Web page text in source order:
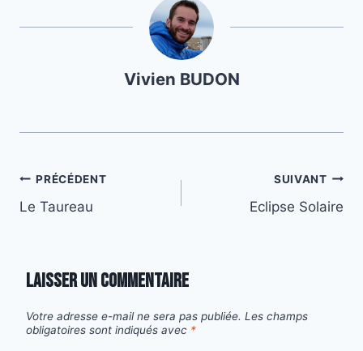
Vivien BUDON
Navigation
l’article
PRÉCÉDENT
Le Taureau
SUIVANT
Eclipse Solaire
Laisser un commentaire
Votre adresse e-mail ne sera pas publiée. Les champs
obligatoires sont indiqués avec *